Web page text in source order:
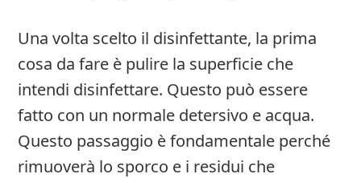
Una volta scelto il disinfettante, la prima
cosa da fare è pulire la superficie che
intendi disinfettare. Questo può essere
fatto con un normale detersivo e acqua.
Questo passaggio è fondamentale perché
rimuoverà lo sporco e i residui che